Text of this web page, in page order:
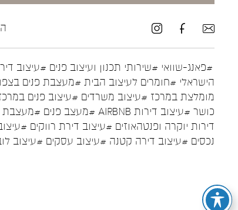
#פאנג-שוואי #שירותי תכנון ועיצוב פנים #עיצוב
הישראלי #חומרים לעיצוב הבית #מעצבת פנים
מומלצת במרכז #עיצוב משרדים #עיצוב פנים
כושר #עיצוב דירות AIRBNB #מעצב פנים #מעצבת
דירות יוקרה ופנטהאוזים #עיצוב דירת רווקים
נכסים #עיצוב דירה קטנה #עיצוב עסקים #עיצוב